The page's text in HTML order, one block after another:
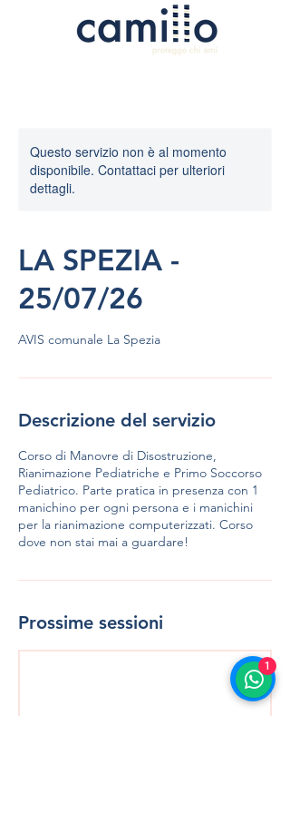
Questo servizio non è al momento
disponibile. Contattaci per ulteriori
dettagli.
LA SPEZIA -
25/07/26
AVIS comunale La Spezia
Descrizione del servizio
Corso di Manovre di Disostruzione,
Rianimazione Pediatriche e Primo Soccorso
Pediatrico. Parte pratica in presenza con 1
manichino per ogni persona e i manichini
per la rianimazione computerizzati. Corso
dove non stai mai a guardare!
Prossime sessioni
1